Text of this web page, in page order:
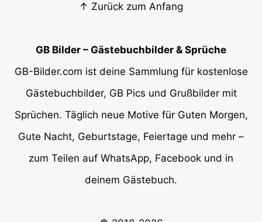
↑ Zurück zum Anfang
GB Bilder – Gästebuchbilder & Sprüche
GB-Bilder.com ist deine Sammlung für kostenlose
Gästebuchbilder, GB Pics und Grußbilder mit
Sprüchen. Täglich neue Motive für Guten Morgen,
Gute Nacht, Geburtstage, Feiertage und mehr –
zum Teilen auf WhatsApp, Facebook und in
deinem Gästebuch.